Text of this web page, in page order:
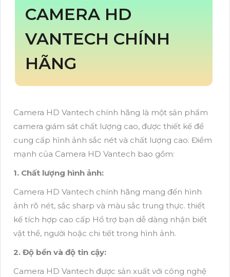
CAMERA HD
VANTECH CHÍNH
HÃNG
Camera HD Vantech chính hãng là một sản phẩm
camera giám sát chất lượng cao, được thiết kế để
cung cấp hình ảnh sắc nét và chất lượng cao. Điểm
mạnh của Camera HD Vantech bao gồm:
1. Chất lượng hình ảnh:
Camera HD Vantech chính hãng mang đến hình
ảnh rõ nét, sắc sharp và màu sắc trung thực. thiết
kế tích hợp cao cấp Hổ trợ bạn dễ dàng nhận biết
vật thể, người hoặc chi tiết trong hình ảnh.
2. Độ bền và độ tin cậy:
Camera HD Vantech được sản xuất với công nghệ